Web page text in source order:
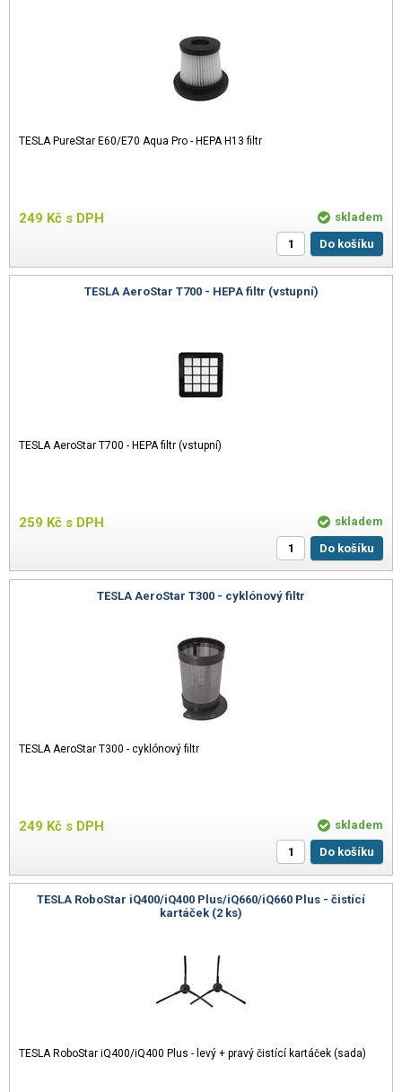
TESLA PureStar E60/E70 Aqua Pro - HEPA H13 filtr
249 Kč s DPH
skladem
Do košíku
TESLA AeroStar T700 - HEPA filtr (vstupní)
TESLA AeroStar T700 - HEPA filtr (vstupní)
259 Kč s DPH
skladem
Do košíku
TESLA AeroStar T300 - cyklónový filtr
TESLA AeroStar T300 - cyklónový filtr
249 Kč s DPH
skladem
Do košíku
TESLA RoboStar iQ400/iQ400 Plus/iQ660/iQ660 Plus - čistící
kartáček (2 ks)
TESLA RoboStar iQ400/iQ400 Plus - levý + pravý čistící kartáček (sada)